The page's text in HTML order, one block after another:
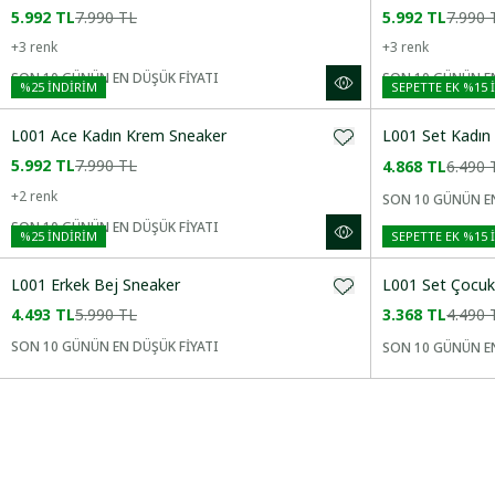
Yeni Gelenler
CINSIYET
BEDEN
RENK
5.992 TL7.990 TL
+3 renk
SON 10 GÜNÜN EN DÜŞÜK FİYATI
5.992 TL7.990
+3 renk
SON 10 GÜNÜN
%25 İNDİRİM
L001 Ace Kadın Krem Sneaker
5.992 TL7.990 TL
+2 renk
SON 10 GÜNÜN EN DÜŞÜK FİYATI
SEPETTE EK
L001 Set
4.868 TL6.490
SON 10 GÜNÜN
%25 İNDİRİM
L001 Erkek Bej Sneaker
4.493 TL5.990 TL
SON 10 GÜNÜN EN DÜŞÜK FİYATI
SEPETTE EK
L001 Set
3.368 TL4.490
SON 10 GÜNÜN